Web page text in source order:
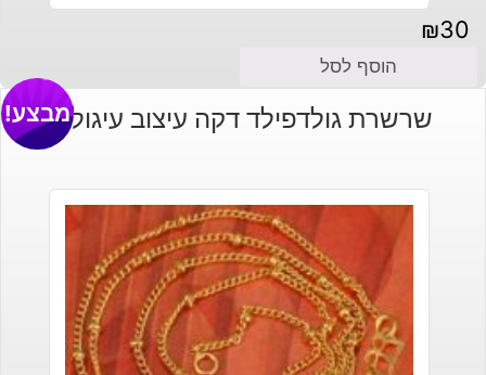
₪30
הוסף לסל
שרשרת גולדפילד דקה עיצוב עיגוליםמבצע!